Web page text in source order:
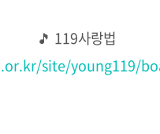
🎵 119사랑법
site/young119/